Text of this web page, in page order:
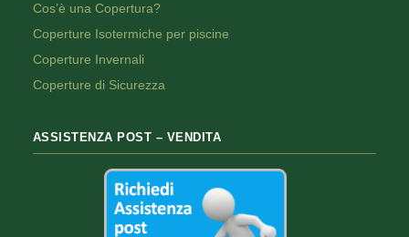
Cos’è una Copertura?
Coperture Isotermiche per piscine
Coperture Invernali
Coperture di Sicurezza
ASSISTENZA POST – VENDITA